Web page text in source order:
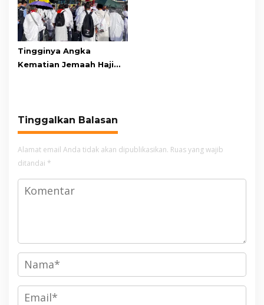
Tingginya Angka
Kematian Jemaah Haji
Tinggalkan Balasan
Alamat email Anda tidak akan dipublikasikan. Ruas yang wajib
ditandai *